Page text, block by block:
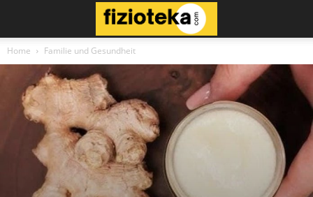
Home Familie und Gesundheit